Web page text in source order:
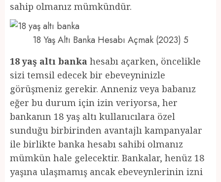
sahip olmanız mümkündür.
18 Yaş Altı Banka Hesabı Açmak (2023) 5
18 yaş altı banka hesabı açarken, öncelikle
sizi temsil edecek bir ebeveyninizle
görüşmeniz gerekir. Anneniz veya babanız
eğer bu durum için izin veriyorsa, her
bankanın 18 yaş altı kullanıcılara özel
sunduğu birbirinden avantajlı kampanyalar
ile birlikte banka hesabı sahibi olmanız
mümkün hale gelecektir. Bankalar, henüz 18
yaşına ulaşmamış ancak ebeveynlerinin izni